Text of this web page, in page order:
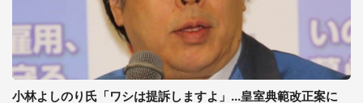
小林よしのり氏「ワシは提訴しますよ」...皇室典範改正案に